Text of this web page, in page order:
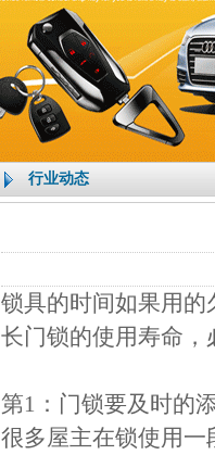
行业动态
锁具的时间如果用
长门锁的使用寿命
第1：门锁要及时
很多屋主在锁使用